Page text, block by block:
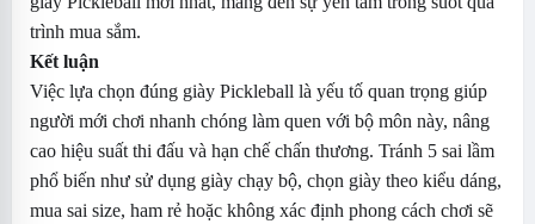
trình mua sắm.
Kết luận
Việc lựa chọn đúng giày Pickleball là yếu tố quan trọng giúp
người mới chơi nhanh chóng làm quen với bộ môn này, nâng
cao hiệu suất thi đấu và hạn chế chấn thương. Tránh 5 sai lầm
phổ biến như sử dụng giày chạy bộ, chọn giày theo kiểu dáng,
mua sai size, ham rẻ hoặc không xác định phong cách chơi sẽ